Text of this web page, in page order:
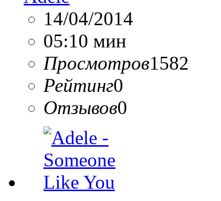
14/04/2014
05:10 мин
Просмотров1582
Рейтинг0
Отзывов0